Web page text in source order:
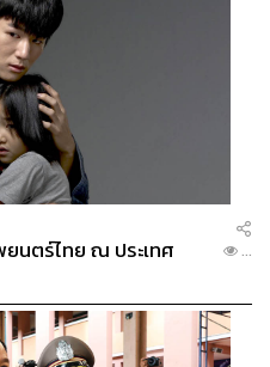
ยนตร์ไทย ณ ประเทศ
...